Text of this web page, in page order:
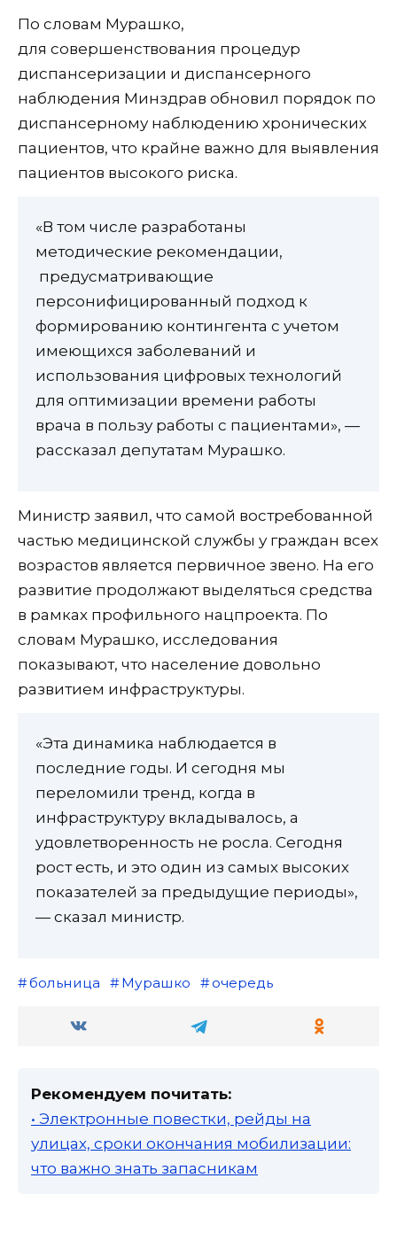
По словам Мурашко,
для совершенствования процедур
диспансеризации и диспансерного
наблюдения Минздрав обновил порядок по
диспансерному наблюдению хронических
пациентов, что крайне важно для выявления
пациентов высокого риска.
«В том числе разработаны
методические рекомендации,
предусматривающие
персонифицированный подход к
формированию контингента с учетом
имеющихся заболеваний и
использования цифровых технологий
для оптимизации времени работы
врача в пользу работы с пациентами», —
рассказал депутатам Мурашко.
Министр заявил, что самой востребованной
частью медицинской службы у граждан всех
возрастов является первичное звено. На его
развитие продолжают выделяться средства
в рамках профильного нацпроекта. По
словам Мурашко, исследования
показывают, что население довольно
развитием инфраструктуры.
«Эта динамика наблюдается в
последние годы. И сегодня мы
переломили тренд, когда в
инфраструктуру вкладывалось, а
удовлетворенность не росла. Сегодня
рост есть, и это один из самых высоких
показателей за предыдущие периоды»,
— сказал министр.
больница Мурашко очередь
Рекомендуем почитать:
• Электронные повестки, рейды на
улицах, сроки окончания мобилизации:
что важно знать запасникам